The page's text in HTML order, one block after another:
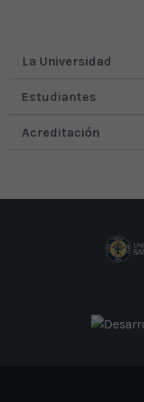
La Universidad
Estudiantes
Acreditación